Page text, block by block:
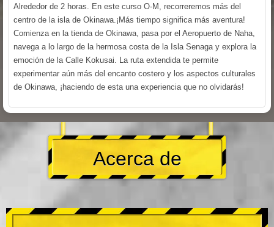
Alrededor de 2 horas. En este curso O-M, recorreremos más del
centro de la isla de Okinawa.¡Más tiempo significa más aventura!
Comienza en la tienda de Okinawa, pasa por el Aeropuerto de Naha,
navega a lo largo de la hermosa costa de la Isla Senaga y explora la
emoción de la Calle Kokusai. La ruta extendida te permite
experimentar aún más del encanto costero y los aspectos culturales
de Okinawa, ¡haciendo de esta una experiencia que no olvidarás!
Acerca de